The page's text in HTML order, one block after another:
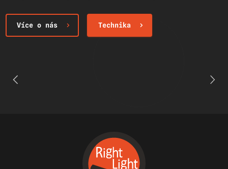
Více o nás Technika